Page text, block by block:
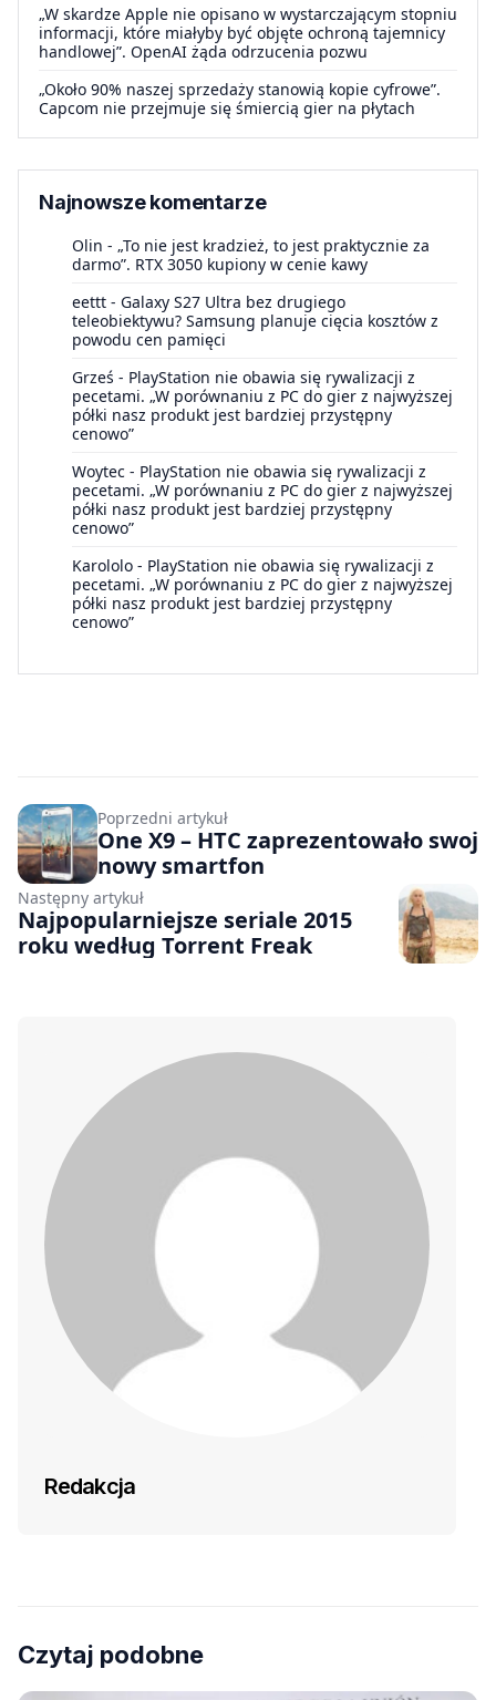
„W skardze Apple nie opisano w wystarczającym stopniu
informacji, które miałyby być objęte ochroną tajemnicy
handlowej”. OpenAI żąda odrzucenia pozwu
„Około 90% naszej sprzedaży stanowią kopie cyfrowe”.
Capcom nie przejmuje się śmiercią gier na płytach
Najnowsze komentarze
Olin - „To nie jest kradzież, to jest praktycznie za
darmo”. RTX 3050 kupiony w cenie kawy
eettt - Galaxy S27 Ultra bez drugiego
teleobiektywu? Samsung planuje cięcia kosztów z
powodu cen pamięci
Grześ - PlayStation nie obawia się rywalizacji z
pecetami. „W porównaniu z PC do gier z najwyższej
półki nasz produkt jest bardziej przystępny
cenowo”
Woytec - PlayStation nie obawia się rywalizacji z
pecetami. „W porównaniu z PC do gier z najwyższej
półki nasz produkt jest bardziej przystępny
cenowo”
Karololo - PlayStation nie obawia się rywalizacji z
pecetami. „W porównaniu z PC do gier z najwyższej
półki nasz produkt jest bardziej przystępny
cenowo”
Poprzedni artykuł
One X9 – HTC zaprezentowało swoj
nowy smartfon
Następny artykuł
Najpopularniejsze seriale 2015
roku według Torrent Freak
Redakcja
Czytaj podobne